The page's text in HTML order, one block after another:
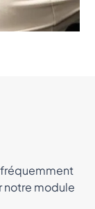
fréquemment
notre module